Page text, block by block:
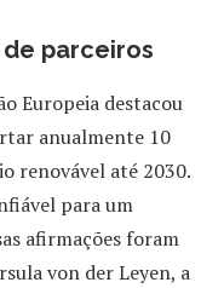
de parceiros
Europeia destacou
anualmente 10
renovável até 2030.
para um
afirmações foram
von der Leyen, a